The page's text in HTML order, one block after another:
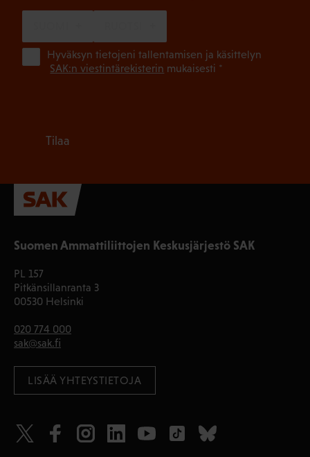
Suomen Ammattiliittojen Keskusjärjestö SAK
PL 157
Pitkänsillanranta 3
00530 Helsinki
020 774 000
sak@sak.fi
LISÄÄ YHTEYSTIETOJA
Hyväksyn tietojeni tallentamisen ja käsittelyn
SAK:n viestintärekisterin mukaisesti *
Tilaa